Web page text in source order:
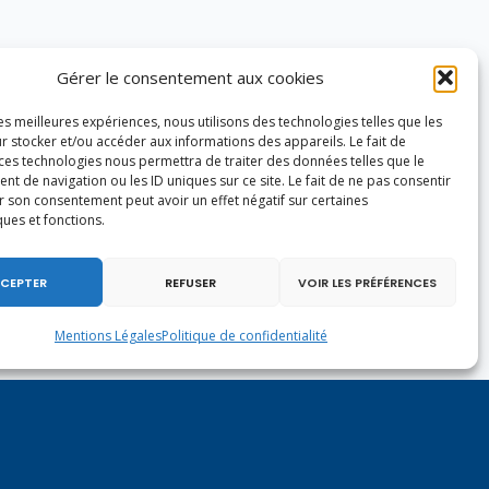
Gérer le consentement aux cookies
meilleures expériences, nous utilisons des technologies telles que les
stocker et/ou accéder aux informations des appareils. Le fait de
technologies nous permettra de traiter des données telles que le
de navigation ou les ID uniques sur ce site. Le fait de ne pas consentir
son consentement peut avoir un effet négatif sur certaines
et fonctions.
REFUSER VOIR LES PRÉFÉRENCES
Mentions LégalesPolitique de confidentialité